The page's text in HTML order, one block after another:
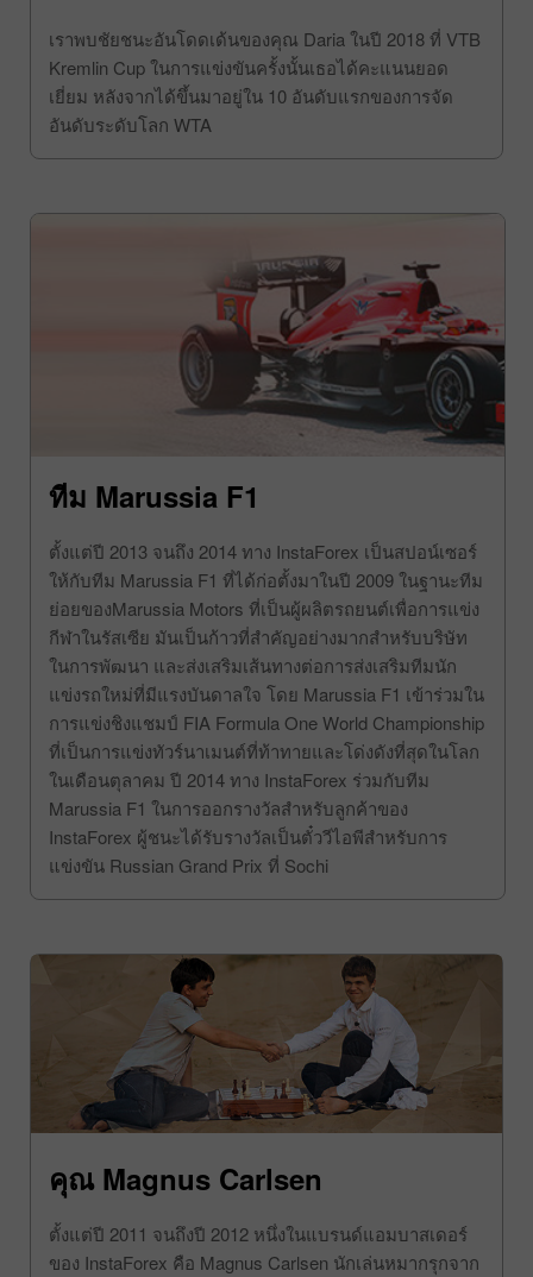
เราพบชัยชนะอันโดดเด้นของคุณ Daria ในปี 2018 ที่ VTB
Kremlin Cup ในการแข่งขันครั้งนั้นเธอได้คะแนนยอด
เยี่ยม หลังจากได้ขึ้นมาอยู่ใน 10 อันดับแรกของการจัด
อันดับระดับโลก WTA
ทีม Marussia F1
ตั้งแต่ปี 2013 จนถึง 2014 ทาง InstaForex เป็นสปอน์เซอร์
ให้กับทีม Marussia F1 ที่ได้ก่อตั้งมาในปี 2009 ในฐานะทีม
ย่อยของMarussia Motors ที่เป็นผู้ผลิตรถยนต์เพื่อการแข่ง
กีฬาในรัสเซีย มันเป็นก้าวที่สำคัญอย่างมากสำหรับบริษัท
ในการพัฒนา และส่งเสริมเส้นทางต่อการส่งเสริมทีมนัก
แข่งรถใหม่ที่มีแรงบันดาลใจ โดย Marussia F1 เข้าร่วมใน
การแข่งชิงแชมป์ FIA Formula One World Championship
ที่เป็นการแข่งทัวร์นาเมนต์ที่ท้าทายและโด่งดังที่สุดในโลก
ในเดือนตุลาคม ปี 2014 ทาง InstaForex ร่วมกับทีม
Marussia F1 ในการออกรางวัลสำหรับลูกค้าของ
InstaForex ผู้ชนะได้รับรางวัลเป็นตั๋ววีไอพีสำหรับการ
แข่งขัน Russian Grand Prix ที่ Sochi
คุณ Magnus Carlsen
ตั้งแต่ปี 2011 จนถึงปี 2012 หนึ่งในแบรนด์แอมบาสเดอร์
ของ InstaForex คือ Magnus Carlsen นักเล่นหมากรุกจาก